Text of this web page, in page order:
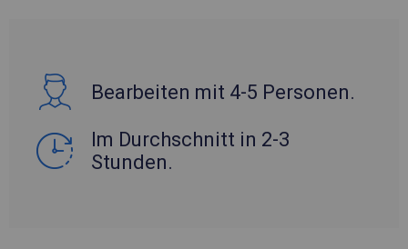
Bearbeiten mit 4-5 Personen.
Im Durchschnitt in 2-3
Stunden.